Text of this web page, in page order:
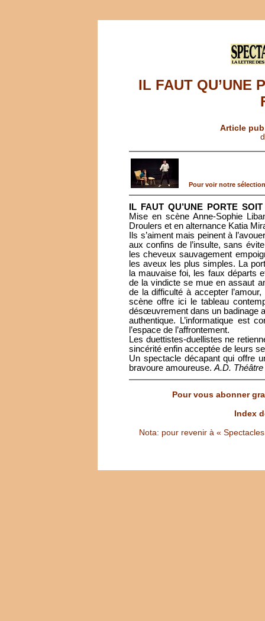
IL FAUT QU’UNE
Article
Pour voir notre
IL FAUT QU’UNE PORTE
Mise en scène Anne-Sophie
Droulers et en alternance Katia
Ils s’aiment mais peinent à
aux confins de l’insulte, sans
les cheveux sauvagement
les aveux les plus simples. La
la mauvaise foi, les faux départs
de la vindicte se mue en assaut
de la difficulté à accepter
scène offre ici le tableau
désœuvrement dans un badinage
authentique. L’informatique est
l’espace de l’affrontement.
Les duettistes-duellistes ne
sincérité enfin acceptée de leurs
Un spectacle décapant qui offre
bravoure amoureuse. A.D.
Pour vous abonner
Index
Nota: pour revenir à «